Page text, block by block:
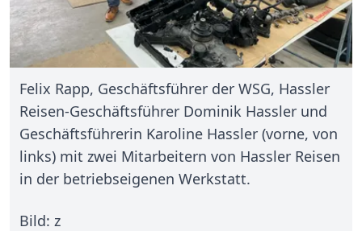
Felix Rapp, Geschäftsführer der WSG, Hassler
Reisen-Geschäftsführer Dominik Hassler und
Geschäftsführerin Karoline Hassler (vorne, von
links) mit zwei Mitarbeitern von Hassler Reisen
in der betriebseigenen Werkstatt.
Bild: z